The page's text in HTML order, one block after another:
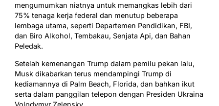
mengumumkan niatnya untuk memangkas lebih dari
75% tenaga kerja federal dan menutup beberapa
lembaga utama, seperti Departemen Pendidikan, FBI,
dan Biro Alkohol, Tembakau, Senjata Api, dan Bahan
Peledak.
Setelah kemenangan Trump dalam pemilu pekan lalu,
Musk dikabarkan terus mendampingi Trump di
kediamannya di Palm Beach, Florida, dan bahkan ikut
serta dalam panggilan telepon dengan Presiden Ukraina
Volodymyr Zelensky.